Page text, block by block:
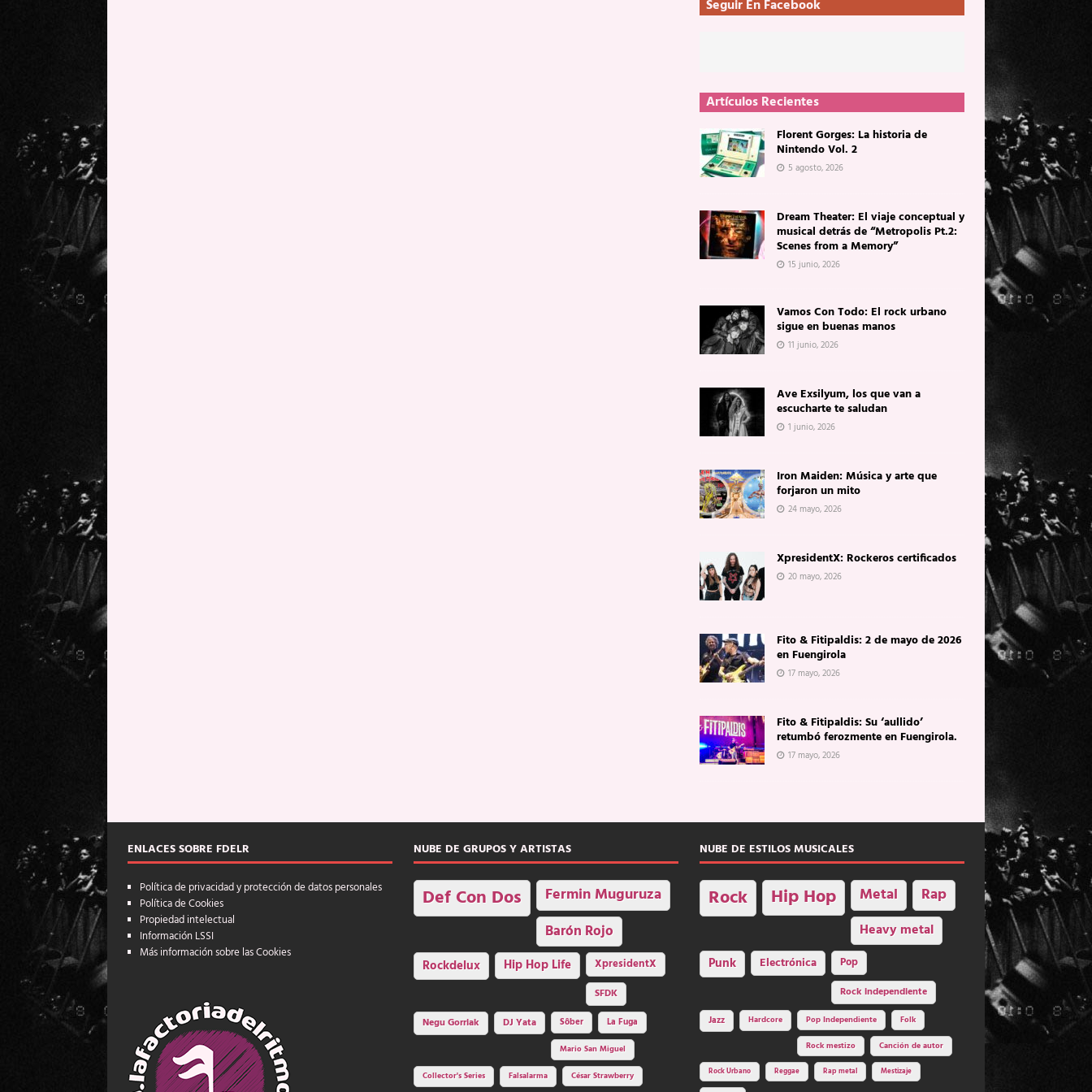
Seguir En Facebook
Artículos Recientes
Florent Gorges: La historia de
Nintendo Vol. 2
5 agosto, 2026
Dream Theater: El viaje conceptual y
musical detrás de “Metropolis Pt.2:
Scenes from a Memory”
15 junio, 2026
Vamos Con Todo: El rock urbano
sigue en buenas manos
11 junio, 2026
Ave Exsilyum, los que van a
escucharte te saludan
1 junio, 2026
Iron Maiden: Música y arte que
forjaron un mito
24 mayo, 2026
XpresidentX: Rockeros certificados
20 mayo, 2026
Fito & Fitipaldis: 2 de mayo de 2026
en Fuengirola
17 mayo, 2026
Fito & Fitipaldis: Su ‘aullido’
retumbó ferozmente en Fuengirola.
17 mayo, 2026
ENLACES SOBRE FDELR
Política de privacidad y protección de datos personales
Política de Cookies
Propiedad intelectual
Información LSSI
Más información sobre las Cookies
NUBE DE GRUPOS Y ARTISTAS
Def Con Dos Fermin Muguruza
Barón Rojo
Rockdelux Hip Hop Life
XpresidentX
SFDK
Negu Gorriak
DJ Yata Sôber
La Fuga
Mario San Miguel
Collector's Series
Falsalarma César Strawberry
NUBE DE ESTILOS MUSICALES
Rock Hip Hop Metal Rap
Heavy metal
Punk Electrónica
Pop
Rock independiente
Jazz Hardcore Pop Independiente Folk
Rock mestizo Canción de autor
Rock Urbano Reggae Rap metal Mestizaje